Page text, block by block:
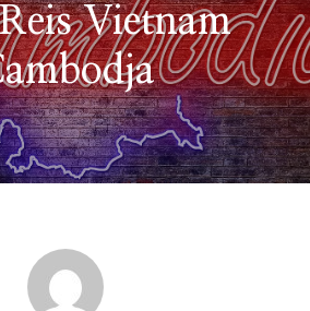
Vietnam